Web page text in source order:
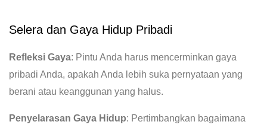
Selera dan Gaya Hidup Pribadi
Refleksi Gaya: Pintu Anda harus mencerminkan gaya
pribadi Anda, apakah Anda lebih suka pernyataan yang
berani atau keanggunan yang halus.
Penyelarasan Gaya Hidup: Pertimbangkan bagaimana